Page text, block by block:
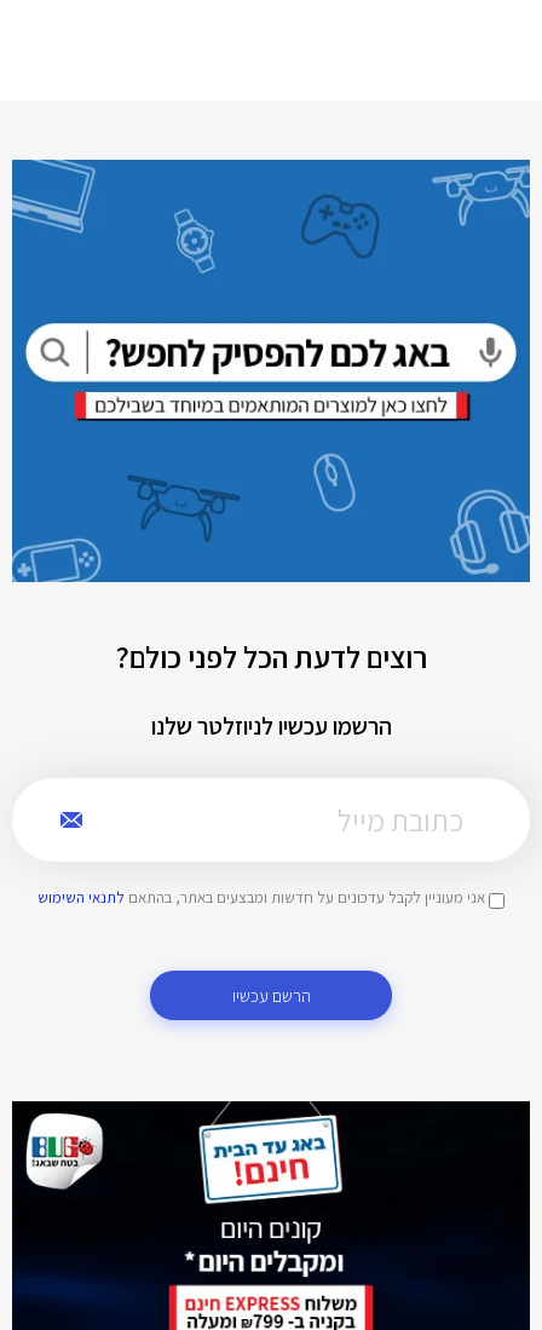
רוצים לדעת הכל לפני כולם?
הרשמו עכשיו לניוזלטר שלנו
אני מעוניין לקבל עדכונים על חדשות ומבצעים באתר, בהתאם לתנאי השימוש
הרשם עכשיו